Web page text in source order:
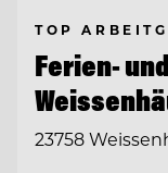
TOP
Ferien-
23758